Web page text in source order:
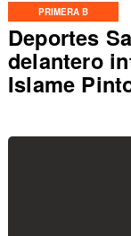
PRIMERA B
Deportes
delantero
Islame